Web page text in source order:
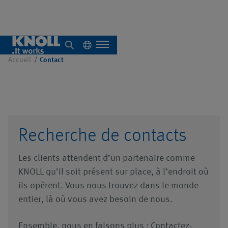
Aperçu
Systèmes
autonomes
Aperçu
Systèmes
Aperçu
Accueil Contact
Recherche de contacts
Les clients attendent d’un partenaire comme
KNOLL qu’il soit présent sur place, à l’endroit où
ils opèrent. Vous nous trouvez dans le monde
entier, là où vous avez besoin de nous.
Ensemble, nous en faisons plus : Contactez-